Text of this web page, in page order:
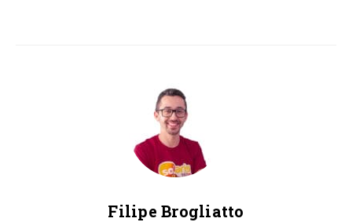
Filipe Brogliatto